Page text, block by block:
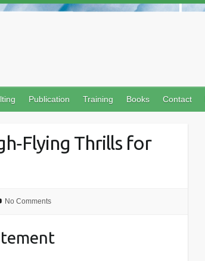
Publication Training Books Contact
Thrills for
No Comments